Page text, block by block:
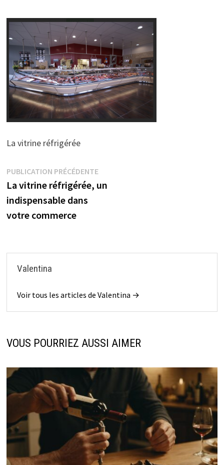
La vitrine réfrigérée
Navigation
de
l’article
PUBLICATION PRÉCÉDENTEPublication
précédente :
La vitrine réfrigérée, un
indispensable dans
votre commerce
Valentina
Voir tous les articles de Valentina →
VOUS POURRIEZ AUSSI AIMER